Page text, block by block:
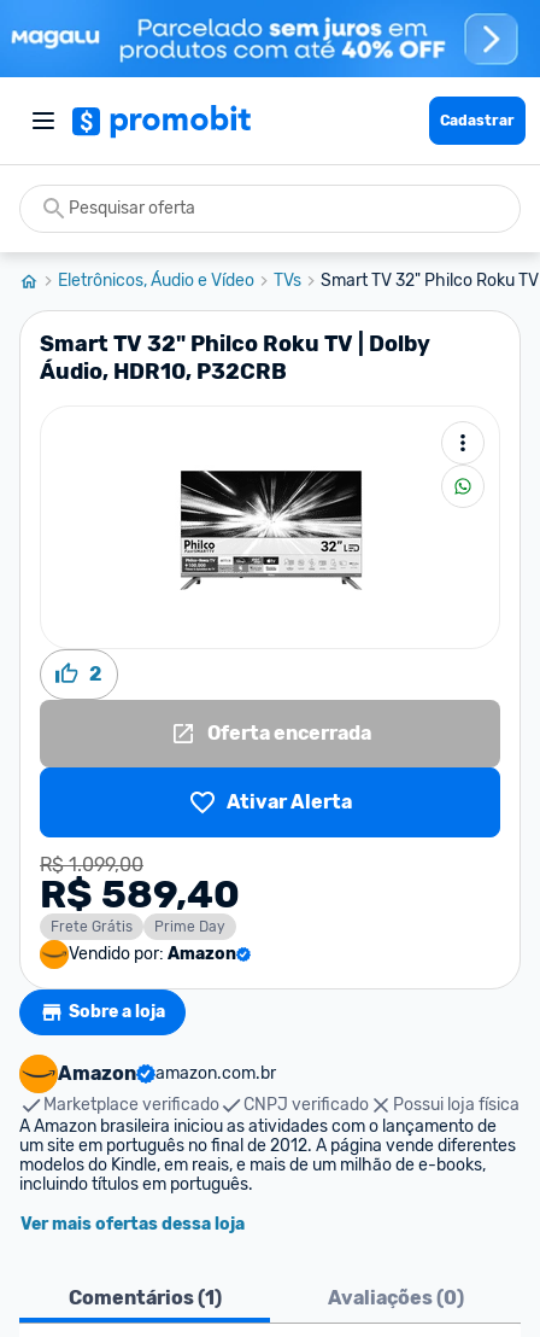
Cadastrar
Eletrônicos, Áudio e Vídeo TVs Smart TV 32" Philco Roku
Smart TV 32" Philco Roku TV | Dolby
Áudio, HDR10, P32CRB
2
Oferta encerrada
Ativar Alerta
R$ 1.099,00
R$ 589,40
Frete Grátis Prime Day
Vendido por: Amazon
Sobre a loja
Amazon
amazon.com.br
Marketplace verificado
CNPJ verificado
Possui loja física
A Amazon brasileira iniciou as atividades com o lançamento de
um site em português no final de 2012. A página vende diferentes
modelos do Kindle, em reais, e mais de um milhão de e-books,
incluindo títulos em português.
Ver mais ofertas dessa loja
Comentários (1) Avaliações (0)